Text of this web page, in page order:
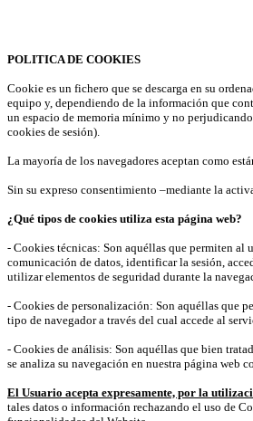
POLITICA DE COOKIES
Cookie es un fichero que se descarga en su
equipo y, dependiendo de la información que
un espacio de memoria mínimo y no
cookies de sesión).
La mayoría de los navegadores aceptan como
Sin su expreso consentimiento –mediante la
¿Qué tipos de cookies utiliza esta página web?
- Cookies técnicas: Son aquéllas que permiten
comunicación de datos, identificar la sesión,
utilizar elementos de seguridad durante la
- Cookies de personalización: Son aquéllas que
tipo de navegador a través del cual accede al
- Cookies de análisis: Son aquéllas que bien
se analiza su navegación en nuestra página web
El Usuario acepta expresamente, por la
tales datos o información rechazando el uso de